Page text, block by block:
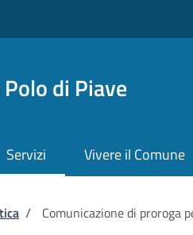
di Piave
Servizi Vivere il Comune
/ Comunicazione di proroga